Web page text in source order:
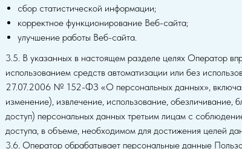
сбор статистической информации;
корректное функционирование Веб-сайта;
улучшение работы Веб-сайта.
3.5. В указанных в настоящем разделе целях Оператор
использованием средств автоматизации или без
27.07.2006 № 152-ФЗ «О персональных данных», включая
изменение), извлечение, использование, обезличивание,
доступ) персональных данных третьим лицам с
доступа, в объеме, необходимом для достижения целей
3.6. Оператор обрабатывает персональные данные